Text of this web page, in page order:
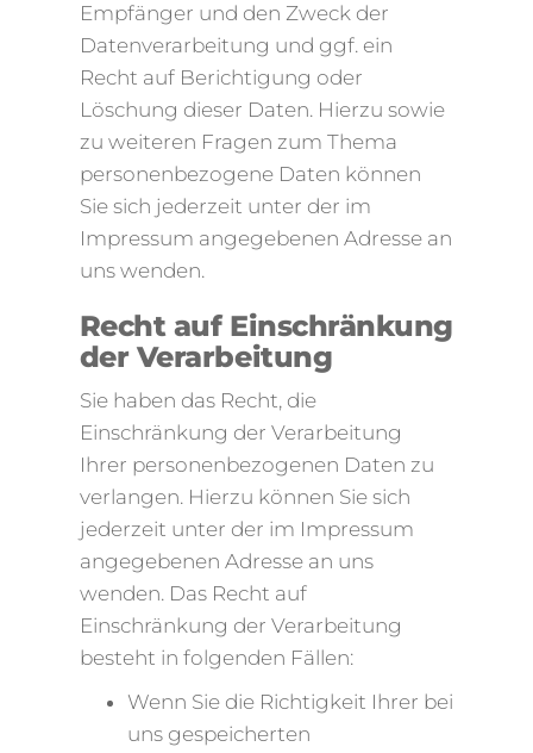
Empfänger und den Zweck der
Datenverarbeitung und ggf. ein
Recht auf Berichtigung oder
Löschung dieser Daten. Hierzu sowie
zu weiteren Fragen zum Thema
personenbezogene Daten können
Sie sich jederzeit unter der im
Impressum angegebenen Adresse an
uns wenden.
Recht auf Einschränkung
der Verarbeitung
Sie haben das Recht, die
Einschränkung der Verarbeitung
Ihrer personenbezogenen Daten zu
verlangen. Hierzu können Sie sich
jederzeit unter der im Impressum
angegebenen Adresse an uns
wenden. Das Recht auf
Einschränkung der Verarbeitung
besteht in folgenden Fällen:
Wenn Sie die Richtigkeit Ihrer bei
uns gespeicherten